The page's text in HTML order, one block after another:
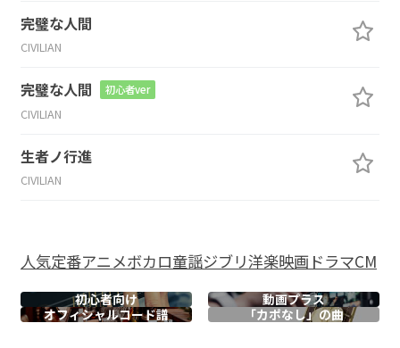
完璧な人間
CIVILIAN
完璧な人間 初心者ver
CIVILIAN
生者ノ行進
CIVILIAN
人気定番アニメボカロ童謡ジブリ洋楽映画ドラマCM
初心者向け
動画プラス
オフィシャルコード譜 「カポなし」の曲